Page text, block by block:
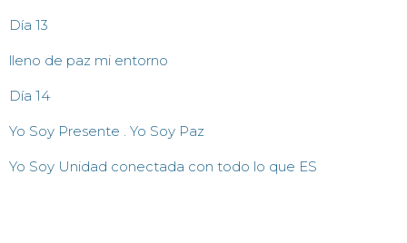
Día 13
lleno de paz mi entorno
Día 14
Yo Soy Presente . Yo Soy Paz
Yo Soy Unidad conectada con todo lo que ES